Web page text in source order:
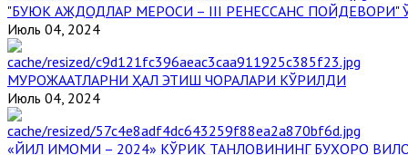
"БУЮК АЖДОДЛАР МЕРОСИ – III РЕНЕССАНС
Июль 04, 2024
МУРОЖААТЛАРНИ ҲАЛ ЭТИШ ЧОРАЛАРИ КЎРИЛДИ
Июль 04, 2024
«ЙИЛ ИМОМИ – 2024» КЎРИК ТАНЛОВИНИНГ БУХОРО